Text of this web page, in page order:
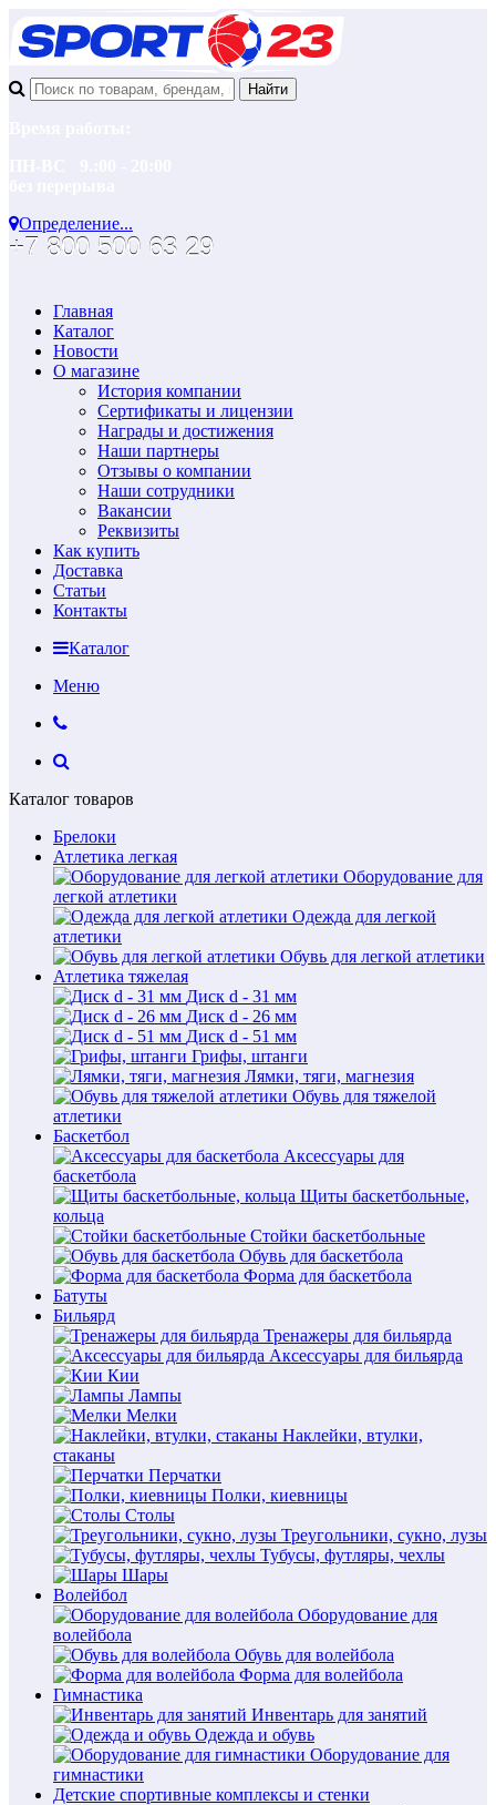
Определение...
+7 800 500 63 29
Главная
Каталог
Новости
О магазине
История компании
Сертификаты и лицензии
Награды и достижения
Наши партнеры
Отзывы о компании
Наши сотрудники
Вакансии
Реквизиты
Как купить
Доставка
Статьи
Контакты
Каталог
Меню
Каталог товаров
Брелоки
Атлетика легкая
Оборудование для
легкой атлетики
Одежда для легкой
атлетики
Обувь для легкой атлетики
Атлетика тяжелая
Диск d - 31 мм
Диск d - 26 мм
Диск d - 51 мм
Грифы, штанги
Лямки, тяги, магнезия
Обувь для тяжелой
атлетики
Баскетбол
Аксессуары для
баскетбола
Щиты баскетбольные,
кольца
Стойки баскетбольные
Обувь для баскетбола
Форма для баскетбола
Батуты
Бильярд
Тренажеры для бильярда
Аксессуары для бильярда
Кии
Лампы
Мелки
Наклейки, втулки,
стаканы
Перчатки
Полки, киевницы
Столы
Треугольники, сукно, лузы
Тубусы, футляры, чехлы
Шары
Волейбол
Оборудование для
волейбола
Обувь для волейбола
Форма для волейбола
Гимнастика
Инвентарь для занятий
Одежда и обувь
Оборудование для
гимнастики
Детские спортивные комплексы и стенки